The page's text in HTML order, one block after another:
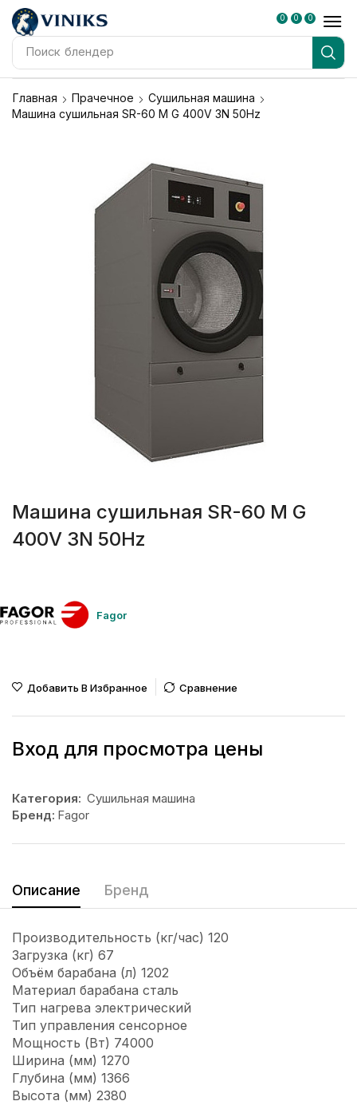
Поиск блендер
0 0 0
Главная Прачечное
Сушильная машина
Машина сушильная SR-60 M G 400V 3N 50Hz
Машина сушильная SR-60 M G
400V 3N 50Hz
Fagor
Добавить В Избранное Сравнение
Вход для просмотра цены
Категория: Сушильная машина
Бренд: Fagor
Описание Бренд
Производительность (кг/час) 120
Загрузка (кг) 67
Объём барабана (л) 1202
Материал барабана сталь
Тип нагрева электрический
Тип управления сенсорное
Мощность (Вт) 74000
Ширина (мм) 1270
Глубина (мм) 1366
Высота (мм) 2380